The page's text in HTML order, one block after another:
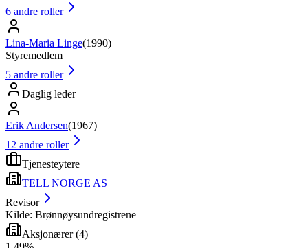
6 andre roller
Lina-Maria Linge(1990)
Styremedlem
5 andre roller
Daglig leder
Erik Andersen(1967)
12 andre roller
Tjenesteytere
TELL NORGE AS
Revisor
Kilde: Brønnøysundregistrene
Aksjonærer(4)